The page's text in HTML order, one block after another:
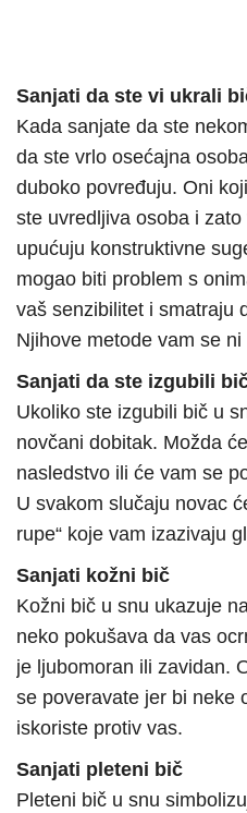
Sanjati da ste vi ukrali
Kada sanjate da ste
da ste vrlo osećajna
duboko povređuju. Oni
ste uvredljiva osoba i
upućuju konstruktivne
mogao biti problem s
vaš senzibilitet i smatraju
Njihove metode vam se
Sanjati da ste izgubili
Ukoliko ste izgubili bič u
novčani dobitak. Možda
nasledstvo ili će vam se
U svakom slučaju novac
rupe“ koje vam izazivaju
Sanjati kožni bič
Kožni bič u snu ukazuje
neko pokušava da vas
je ljubomoran ili zavidan.
se poveravate jer bi neke
iskoriste protiv vas.
Sanjati pleteni bič
Pleteni bič u snu